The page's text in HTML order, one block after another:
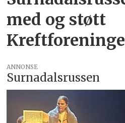
med og støtt
ANNONSE
Surnadalsrussen